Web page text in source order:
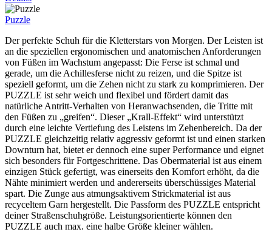
Puzzle
Der perfekte Schuh für die Kletterstars von Morgen. Der Leisten ist
an die speziellen ergonomischen und anatomischen Anforderungen
von Füßen im Wachstum angepasst: Die Ferse ist schmal und
gerade, um die Achillesferse nicht zu reizen, und die Spitze ist
speziell geformt, um die Zehen nicht zu stark zu komprimieren. Der
PUZZLE ist sehr weich und flexibel und fördert damit das
natürliche Antritt-Verhalten von Heranwachsenden, die Tritte mit
den Füßen zu „greifen“. Dieser „Krall-Effekt“ wird unterstützt
durch eine leichte Vertiefung des Leistens im Zehenbereich. Da der
PUZZLE gleichzeitig relativ aggressiv geformt ist und einen starken
Downturn hat, bietet er dennoch eine super Performance und eignet
sich besonders für Fortgeschrittene. Das Obermaterial ist aus einem
einzigen Stück gefertigt, was einerseits den Komfort erhöht, da die
Nähte minimiert werden und andererseits überschüssiges Material
spart. Die Zunge aus atmungsaktivem Strickmaterial ist aus
recyceltem Garn hergestellt. Die Passform des PUZZLE entspricht
deiner Straßenschuhgröße. Leistungsorientierte können den
PUZZLE auch max. eine halbe Größe kleiner wählen.